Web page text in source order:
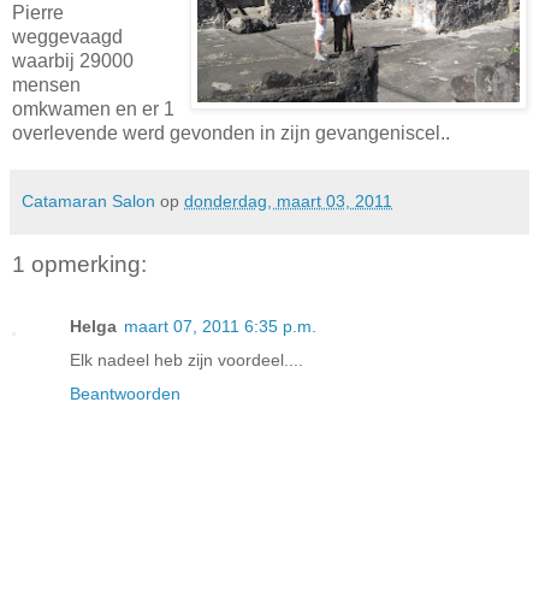
Pierre
weggevaagd
waarbij 29000
mensen
omkwamen en er 1
overlevende werd gevonden in zijn gevangeniscel..
Catamaran Salon op donderdag, maart 03, 2011
1 opmerking:
Helga maart 07, 2011 6:35 p.m.
Elk nadeel heb zijn voordeel....
Beantwoorden